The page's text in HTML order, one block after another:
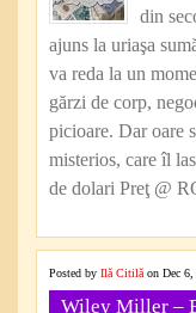
din
ajuns la uriaşa
va reda la un
gărzi de corp,
picioare. Dar oare
misterios, care îl
de dolari Preţ @
Posted by Ilă Citilă on Dec
Wiley Miller –